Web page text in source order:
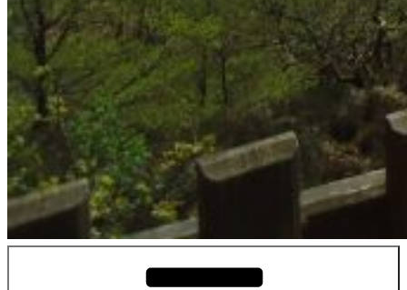
Site officiel de la commune